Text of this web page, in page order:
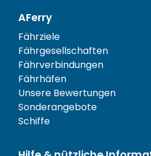
AFerry
Fährziele
Fährgesellschaften
Fährverbindungen
Fährhäfen
Unsere Bewertungen
Sonderangebote
Schiffe